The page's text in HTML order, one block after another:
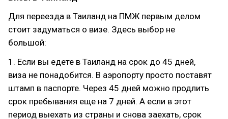
Для переезда в Таиланд на ПМЖ первым делом
стоит задуматься о визе. Здесь выбор не
большой:
1. Если вы едете в Таиланд на срок до 45 дней,
виза не понадобится. В аэропорту просто поставят
штамп в паспорте. Через 45 дней можно продлить
срок пребывания еще на 7 дней. А если в этот
период выехать из страны и снова заехать, срок